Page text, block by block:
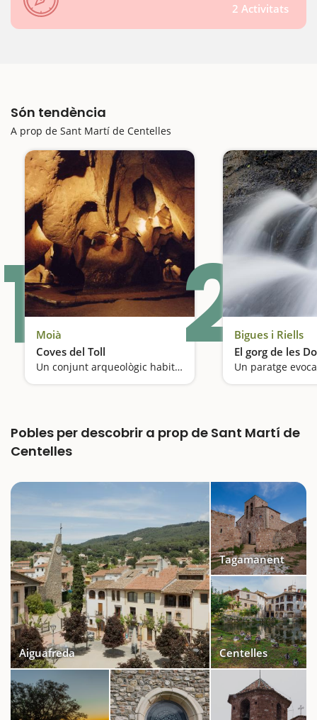
2 Activitats
Són tendència
A prop de Sant Martí de Centelles
1 Moià
Coves del Toll
Un conjunt arqueològic habitat fa 6.000 anys2Bigues i Riells
El gorg de les
Un paratge
Pobles per descobrir a prop de Sant Martí de
Centelles
Aiguafreda
Tagamanent
Centelles